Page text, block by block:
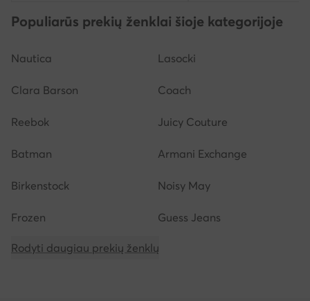
Populiarūs prekių ženklai šioje kategorijoje
Nautica Lasocki
Clara Barson Coach
Reebok Juicy Couture
Batman Armani Exchange
Birkenstock Noisy May
Frozen Guess Jeans
Rodyti daugiau prekių ženklų